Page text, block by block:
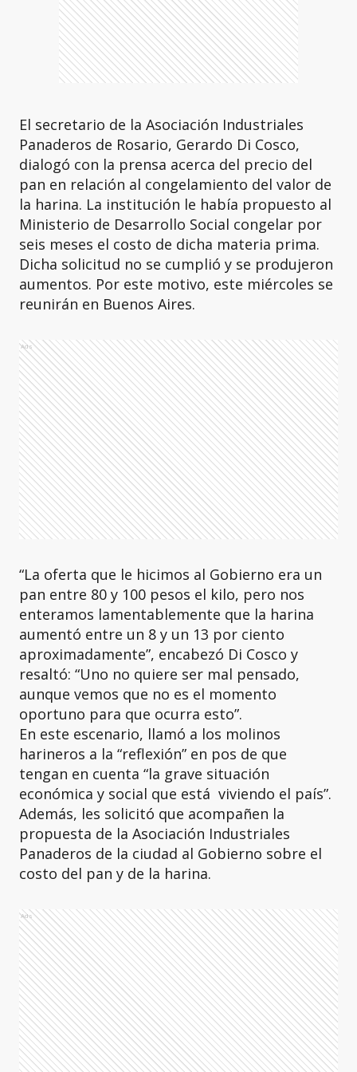
El secretario de la Asociación Industriales
Panaderos de Rosario, Gerardo Di Cosco,
dialogó con la prensa acerca del precio del
pan en relación al congelamiento del valor de
la harina. La institución le había propuesto al
Ministerio de Desarrollo Social congelar por
seis meses el costo de dicha materia prima.
Dicha solicitud no se cumplió y se produjeron
aumentos. Por este motivo, este miércoles se
reunirán en Buenos Aires.
Ads
“La oferta que le hicimos al Gobierno era un
pan entre 80 y 100 pesos el kilo, pero nos
enteramos lamentablemente que la harina
aumentó entre un 8 y un 13 por ciento
aproximadamente”, encabezó Di Cosco y
resaltó: “Uno no quiere ser mal pensado,
aunque vemos que no es el momento
oportuno para que ocurra esto”.
En este escenario, llamó a los molinos
harineros a la “reflexión” en pos de que
tengan en cuenta “la grave situación
económica y social que está viviendo el país”.
Además, les solicitó que acompañen la
propuesta de la Asociación Industriales
Panaderos de la ciudad al Gobierno sobre el
costo del pan y de la harina.
Ads